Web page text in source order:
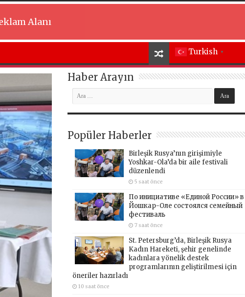
Alanı
Turkish ▼
Haber Arayın
Popüler Haberler
Birleşik Rusya’nın girişimiyle
Yoshkar-Ola’da bir aile festivali
düzenlendi
5 saat önce
По инициативе «Единой России» в
Йошкар-Оле состоялся семейный
фестиваль
7 saat önce
St. Petersburg’da, Birleşik Rusya
Kadın Hareketi, şehir genelinde
kadınlara yönelik destek
programlarının geliştirilmesi için
öneriler hazırladı
10 saat önce